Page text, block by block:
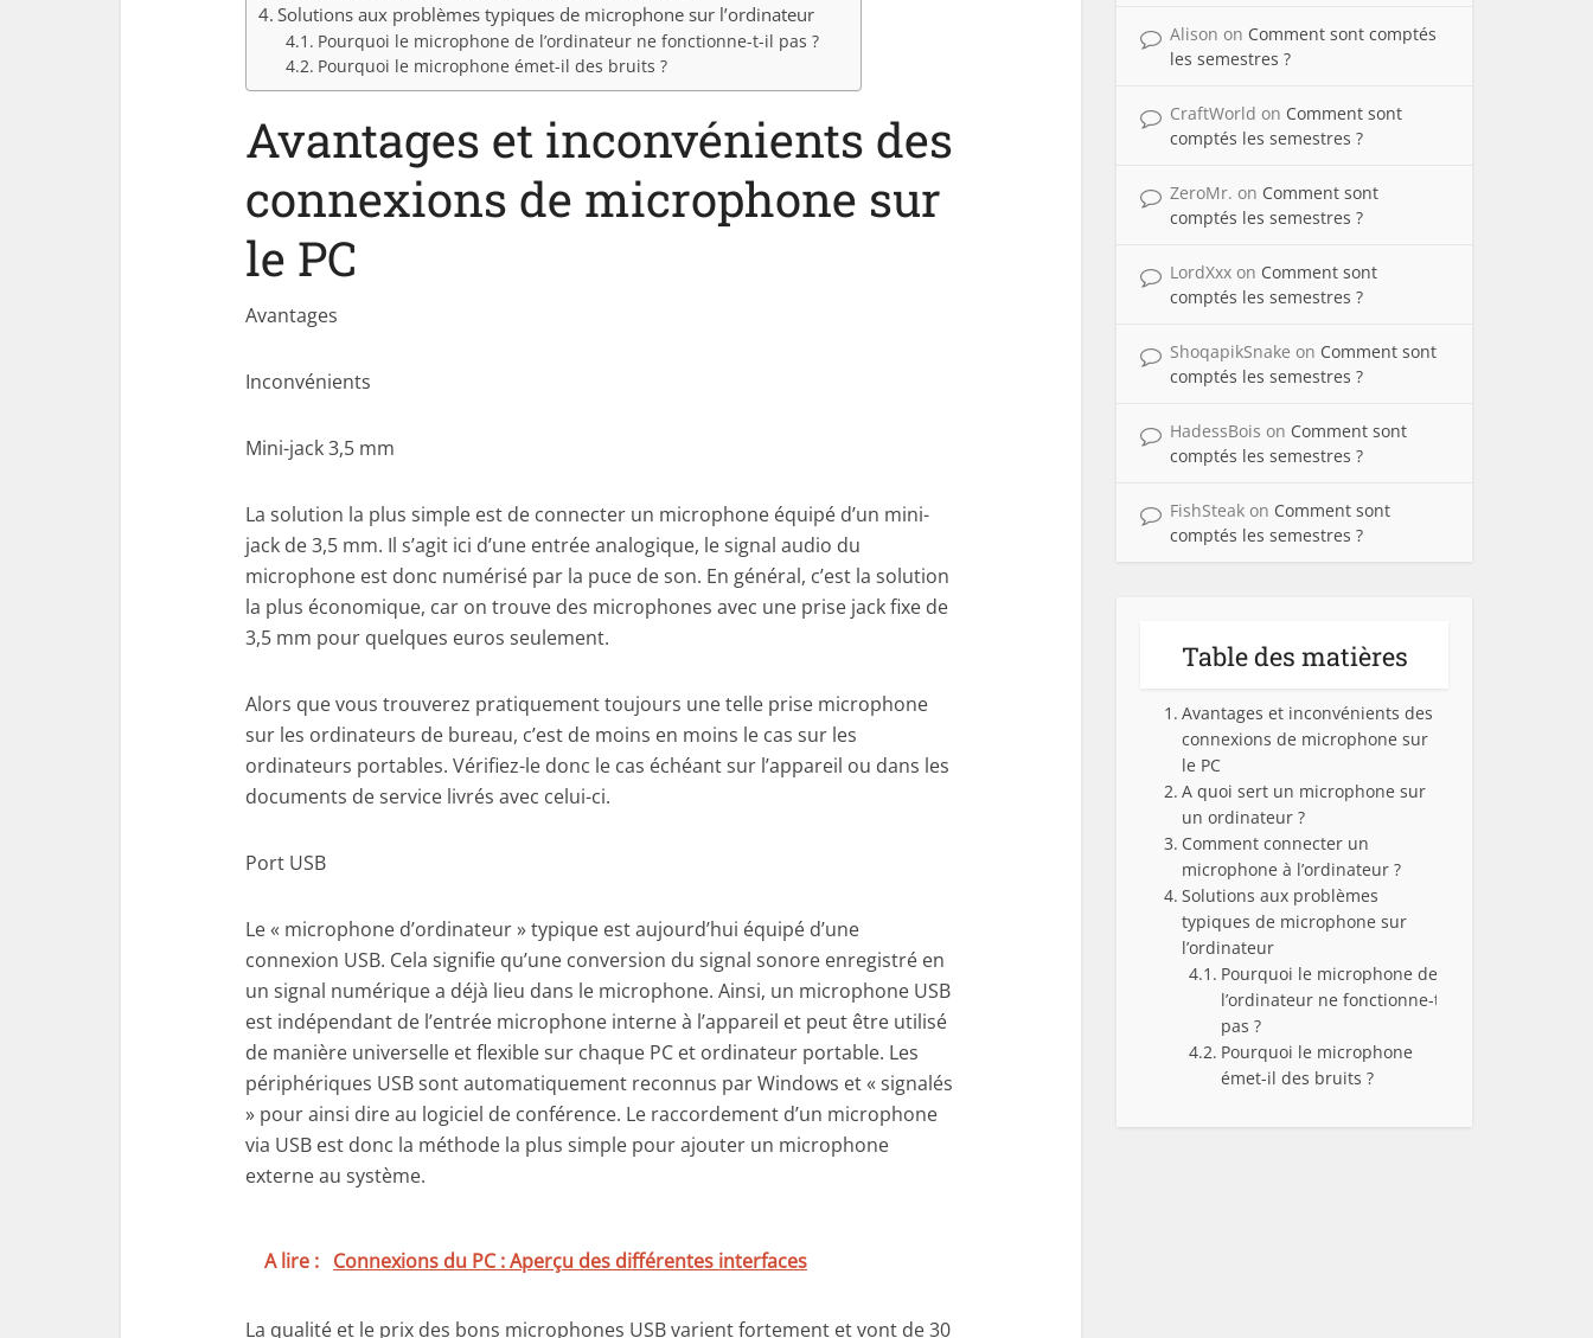
Solutions aux problèmes typiques de microphone sur l’ordinateur
Pourquoi le microphone de l’ordinateur ne fonctionne-t-il pas ?
Pourquoi le microphone émet-il des bruits ?
Avantages et inconvénients des
connexions de microphone sur
le PC
Avantages
Inconvénients
Mini-jack 3,5 mm
La solution la plus simple est de connecter un microphone équipé d’un mini-
jack de 3,5 mm. Il s’agit ici d’une entrée analogique, le signal audio du
microphone est donc numérisé par la puce de son. En général, c’est la solution
la plus économique, car on trouve des microphones avec une prise jack fixe de
3,5 mm pour quelques euros seulement.
Alors que vous trouverez pratiquement toujours une telle prise microphone
sur les ordinateurs de bureau, c’est de moins en moins le cas sur les
ordinateurs portables. Vérifiez-le donc le cas échéant sur l’appareil ou dans les
documents de service livrés avec celui-ci.
Port USB
Le « microphone d’ordinateur » typique est aujourd’hui équipé d’une
connexion USB. Cela signifie qu’une conversion du signal sonore enregistré en
un signal numérique a déjà lieu dans le microphone. Ainsi, un microphone USB
est indépendant de l’entrée microphone interne à l’appareil et peut être utilisé
de manière universelle et flexible sur chaque PC et ordinateur portable. Les
périphériques USB sont automatiquement reconnus par Windows et « signalés
» pour ainsi dire au logiciel de conférence. Le raccordement d’un microphone
via USB est donc la méthode la plus simple pour ajouter un microphone
externe au système.
A lire : Connexions du PC : Aperçu des différentes interfaces
La qualité et le prix des bons microphones USB varient fortement et vont de 30
Alison on Comment sont comptés
les semestres ?
CraftWorld on Comment sont
comptés les semestres ?
ZeroMr. on Comment sont
comptés les semestres ?
LordXxx on Comment sont
comptés les semestres ?
ShoqapikSnake on Comment sont
comptés les semestres ?
HadessBois on Comment sont
comptés les semestres ?
FishSteak on Comment sont
comptés les semestres ?
Table des matières
Avantages et inconvénients des
connexions de microphone sur
le PC
A quoi sert un microphone sur
un ordinateur ?
Comment connecter un
microphone à l’ordinateur ?
Solutions aux problèmes
typiques de microphone sur
l’ordinateur
Pourquoi le microphone de
l’ordinateur ne fonctionne-t-il
pas ?
Pourquoi le microphone
émet-il des bruits ?